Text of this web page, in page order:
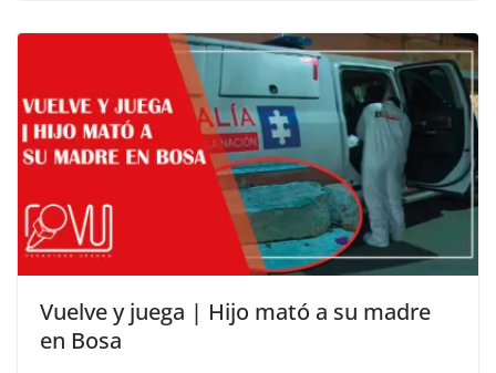
Vuelve y juega | Hijo mató a su madre
en Bosa